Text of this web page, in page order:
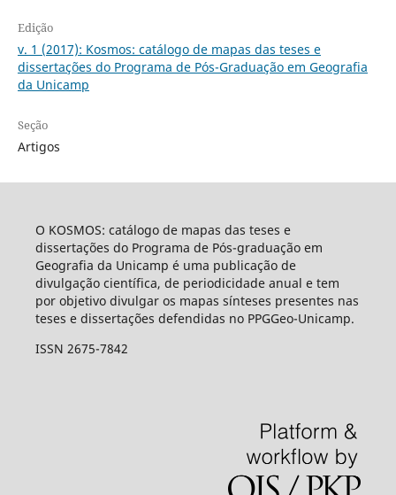
Edição
v. 1 (2017): Kosmos: catálogo de mapas das teses e
dissertações do Programa de Pós-Graduação em Geografia
da Unicamp
Seção
Artigos
O KOSMOS: catálogo de mapas das teses e
dissertações do Programa de Pós-graduação em
Geografia da Unicamp é uma publicação de
divulgação científica, de periodicidade anual e tem
por objetivo divulgar os mapas sínteses presentes nas
teses e dissertações defendidas no PPGGeo-Unicamp.
ISSN 2675-7842